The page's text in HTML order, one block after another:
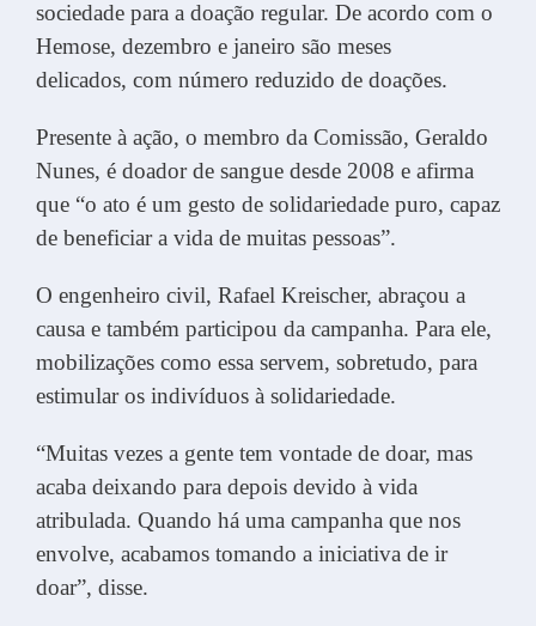
sociedade para a doação regular. De acordo com o
Hemose, dezembro e janeiro são meses
delicados, com número reduzido de doações.
Presente à ação, o membro da Comissão, Geraldo
Nunes, é doador de sangue desde 2008 e afirma
que “o ato é um gesto de solidariedade puro, capaz
de beneficiar a vida de muitas pessoas”.
O engenheiro civil, Rafael Kreischer, abraçou a
causa e também participou da campanha. Para ele,
mobilizações como essa servem, sobretudo, para
estimular os indivíduos à solidariedade.
“Muitas vezes a gente tem vontade de doar, mas
acaba deixando para depois devido à vida
atribulada. Quando há uma campanha que nos
envolve, acabamos tomando a iniciativa de ir
doar”, disse.